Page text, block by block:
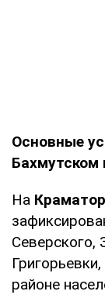
Основные
Бахмутском
На
Северского,
районе